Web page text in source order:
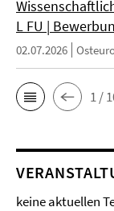
L FU |
02.07.2026
1 /
keine aktuellen